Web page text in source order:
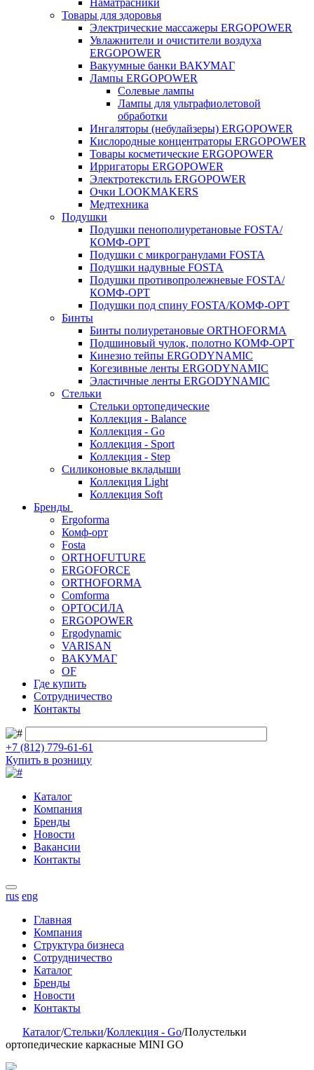
Наматрасники
Товары для здоровья
Электрические массажеры ERGOPOWER
Увлажнители и очистители воздуха
ERGOPOWER
Вакуумные банки ВАКУМАГ
Лампы ERGOPOWER
Солевые лампы
Лампы для ультрафиолетовой
обработки
Ингаляторы (небулайзеры) ERGOPOWER
Кислородные концентраторы ERGOPOWER
Товары косметические ERGOPOWER
Ирригаторы ERGOPOWER
Электротекстиль ERGOPOWER
Очки LOOKMAKERS
Медтехника
Подушки
Подушки пенополиуретановые FOSTA/
КОМФ-ОРТ
Подушки с микрогранулами FOSTA
Подушки надувные FOSTA
Подушки противопролежневые FOSTA/
КОМФ-ОРТ
Подушки под спину FOSTA/КОМФ-ОРТ
Бинты
Бинты полиуретановые ORTHOFORMA
Подшиновый чулок, полотно КОМФ-ОРТ
Кинезио тейпы ERGODYNAMIC
Когезивные ленты ERGODYNAMIC
Эластичные ленты ERGODYNAMIC
Стельки
Стельки ортопедические
Коллекция - Balance
Коллекция - Go
Коллекция - Sport
Коллекция - Step
Силиконовые вкладыши
Коллекция Light
Коллекция Soft
Бренды
Ergoforma
Комф-орт
Fosta
ORTHOFUTURE
ERGOFORCE
ORTHOFORMA
Comforma
ОРТОСИЛА
ERGOPOWER
Ergodynamic
VARISAN
ВАКУМАГ
OF
Где купить
Сотрудничество
Контакты
+7 (812) 779-61-61
Купить в розницу
Каталог
Компания
Бренды
Новости
Вакансии
Контакты
rus eng
Главная
Компания
Структура бизнеса
Сотрудничество
Каталог
Бренды
Новости
Контакты
Каталог/Стельки/Коллекция - Go/Полустельки
ортопедические каркасные MINI GO